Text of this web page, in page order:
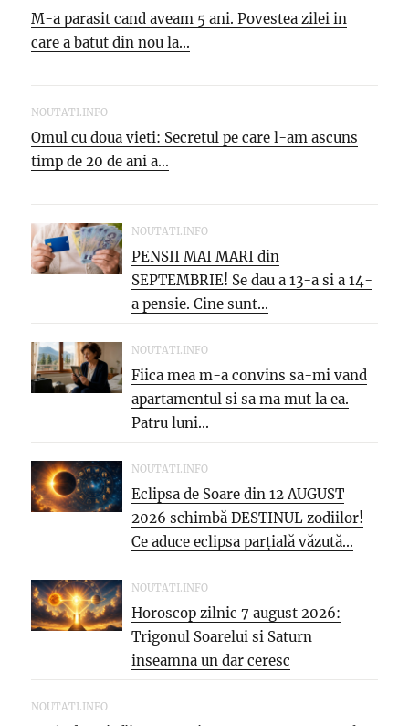
M-a parasit cand aveam 5 ani. Povestea zilei in
care a batut din nou la...
NOUTATI.INFO
Omul cu doua vieti: Secretul pe care l-am ascuns
timp de 20 de ani a...
NOUTATI.INFO
PENSII MAI MARI din
SEPTEMBRIE! Se dau a 13-a si a 14-
a pensie. Cine sunt...
NOUTATI.INFO
Fiica mea m-a convins sa-mi vand
apartamentul si sa ma mut la ea.
Patru luni...
NOUTATI.INFO
Eclipsa de Soare din 12 AUGUST
2026 schimbă DESTINUL zodiilor!
Ce aduce eclipsa parțială văzută...
NOUTATI.INFO
Horoscop zilnic 7 august 2026:
Trigonul Soarelui si Saturn
inseamna un dar ceresc
NOUTATI.INFO